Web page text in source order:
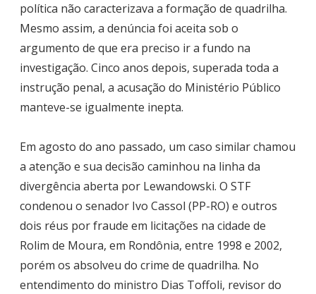
política não caracterizava a formação de quadrilha.
Mesmo assim, a denúncia foi aceita sob o
argumento de que era preciso ir a fundo na
investigação. Cinco anos depois, superada toda a
instrução penal, a acusação do Ministério Público
manteve-se igualmente inepta.
Em agosto do ano passado, um caso similar chamou
a atenção e sua decisão caminhou na linha da
divergência aberta por Lewandowski. O STF
condenou o senador Ivo Cassol (PP-RO) e outros
dois réus por fraude em licitações na cidade de
Rolim de Moura, em Rondônia, entre 1998 e 2002,
porém os absolveu do crime de quadrilha. No
entendimento do ministro Dias Toffoli, revisor do